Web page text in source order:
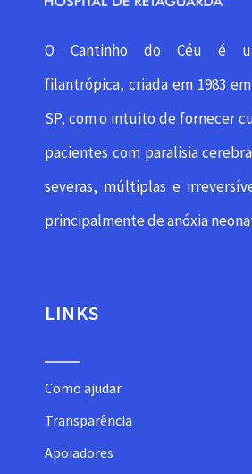
O Cantinho do Céu é
filantrópica, criada em 1983
SP, com o intuito de fornecer
pacientes com paralisia
severas, múltiplas e
principalmente de anóxia
LINKS
Como ajudar
Transparência
Apoiadores